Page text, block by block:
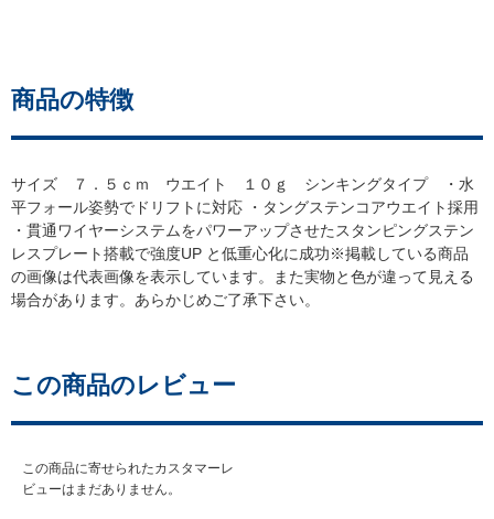
商品の特徴
サイズ ７．５ｃｍ ウエイト １０ｇ シンキングタイプ ・水
平フォール姿勢でドリフトに対応 ・タングステンコアウエイト採用
・貫通ワイヤーシステムをパワーアップさせたスタンピングステン
レスプレート搭載で強度UP と低重心化に成功※掲載している商品
の画像は代表画像を表示しています。また実物と色が違って見える
場合があります。あらかじめご了承下さい。
この商品のレビュー
この商品に寄せられたカスタマーレ
ビューはまだありません。